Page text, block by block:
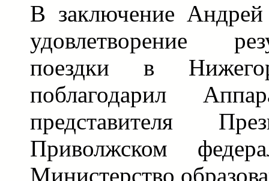
В заключение
удовлетворение
поездки в
поблагодарил
представителя
Приволжском
Министерство